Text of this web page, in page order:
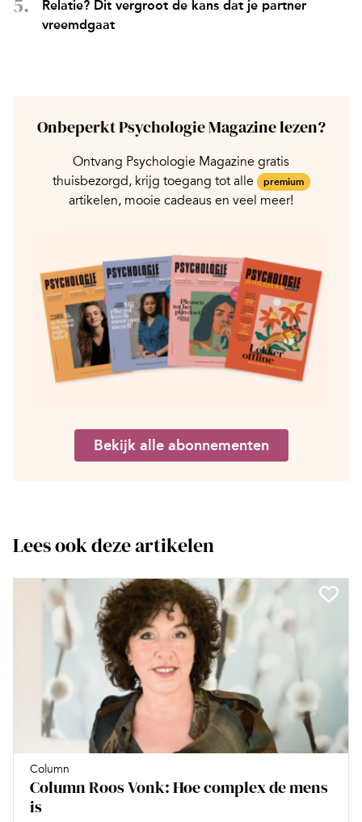
Relatie? Dit vergroot de kans dat je partner
vreemdgaat
Onbeperkt Psychologie Magazine lezen?
Ontvang Psychologie Magazine gratis
thuisbezorgd, krijg toegang tot alle
premium
artikelen, mooie cadeaus en veel meer!
Bekijk alle abonnementen
Lees ook deze artikelen
Column
Column Roos Vonk: Hoe complex de mens
is